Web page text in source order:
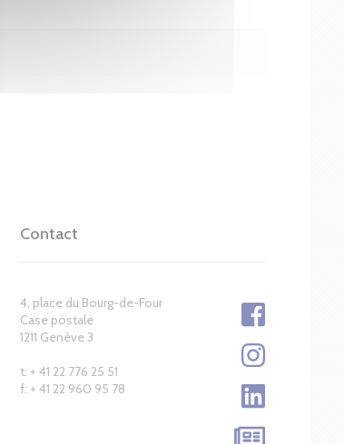
Contact
4, place du Bourg-de-Four
Case postale
1211 Genève 3
t: + 41 22 776 25 51
f: + 41 22 960 95 78